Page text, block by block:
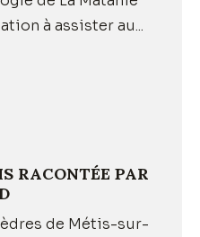
à assister au...
RACONTÉE PAR
de Métis-sur-